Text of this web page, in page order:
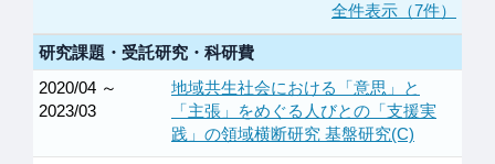
全件表示（7件）
研究課題・受託研究・科研費
2020/04 ～
2023/03
地域共生社会における「意思」と
「主張」をめぐる人びとの「支援実
践」の領域横断研究 基盤研究(C)